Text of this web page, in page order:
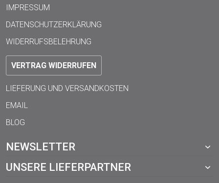
IMPRESSUM
DATENSCHUTZERKLÄRUNG
WIDERRUFSBELEHRUNG
VERTRAG WIDERRUFEN
LIEFERUNG UND VERSANDKOSTEN
EMAIL
BLOG
NEWSLETTER
UNSERE LIEFERPARTNER